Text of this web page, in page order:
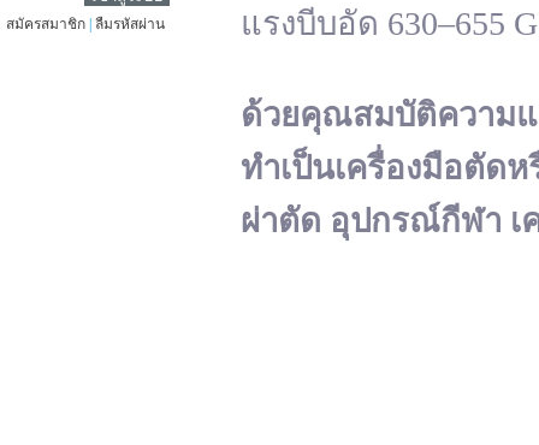
สมัครสมาชิก ลืมรหัสผ่าน
แรงบีบอัด 630–655
ด้วยคุณสมบัติความแ
ทำเป็นเครื่องมือตัดห
ผ่าตัด อุปกรณ์กีฬา เ